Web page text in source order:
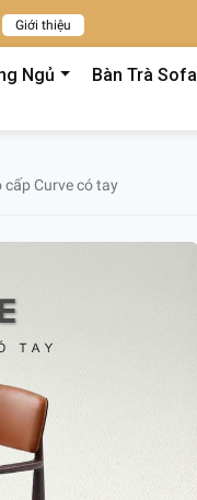
Giới thiệu
Ngủ Bàn Trà Sofa
cấp Curve có tay